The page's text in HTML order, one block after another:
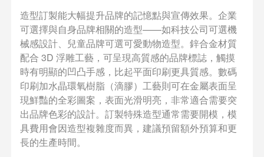
造型訂製能大幅提升品牌的記憶點與宣傳效果。企業
可選擇與自身品牌相關的造型——如科技公司可選機
械感設計、兒童品牌可選可愛動物造型。鋅合金材質
配合 3D 浮雕工藝，可呈現高質感的品牌標誌，觸摸
時有明顯的凹凸手感，比起平面印刷更具質感。數碼
印刷加水晶環氧樹脂（滴膠）工藝則可在金屬表面呈
現鮮豔的全彩圖案，表面光滑明亮，非常適合需要突
出品牌色彩的設計。訂製特殊造型通常需要開模，模
具費用會因造型複雜度而異，建議預留額外預算和更
長的生產時間。